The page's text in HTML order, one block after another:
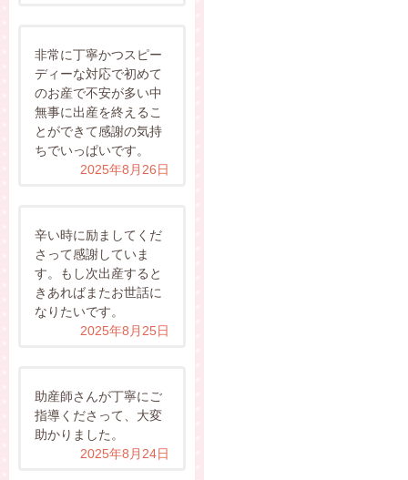
非常に丁寧かつスピー
ディーな対応で初めて
のお産で不安が多い中
無事に出産を終えるこ
とができて感謝の気持
ちでいっぱいです。
2025年8月26日
辛い時に励ましてくだ
さって感謝していま
す。もし次出産すると
きあればまたお世話に
なりたいです。
2025年8月25日
助産師さんが丁寧にご
指導くださって、大変
助かりました。
2025年8月24日